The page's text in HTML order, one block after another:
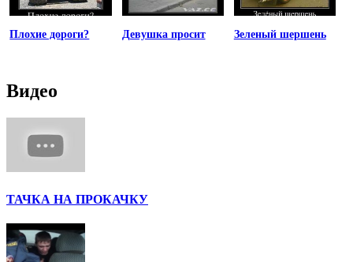
Плохие дороги? Девушка просит Зеленый шершень
Видео
ТАЧКА НА ПРОКАЧКУ